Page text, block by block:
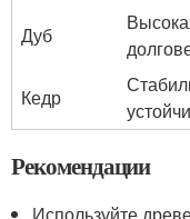
Дуб
Кедр
Рекомендации